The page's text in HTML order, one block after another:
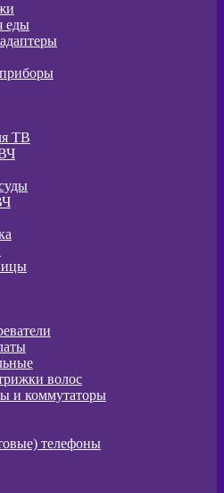
еды
ТВ
волос
и коммутаторы
телефоны